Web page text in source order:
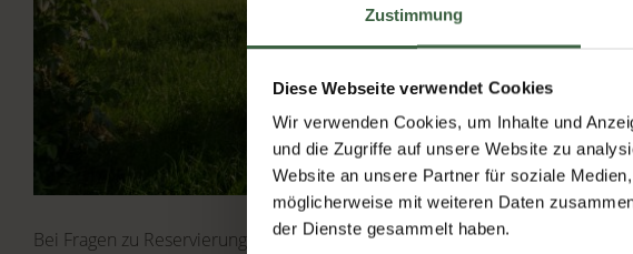
Zustimmung
Diese Webseite verwendet Cookies
Wir verwenden Cookies, um Inhalte und
und die Zugriffe auf unsere Website zu
Website an unsere Partner für soziale
möglicherweise mit weiteren Daten
der Dienste gesammelt haben.
Bei Fragen zu Reservierungen oder Verschiebungen Ihres Aufenthaltes